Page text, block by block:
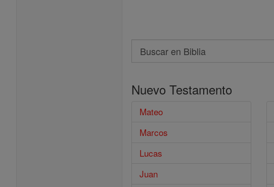
Search
Buscar
Biblia
Nuevo Testamento
Mateo
Marcos
Lucas
Juan